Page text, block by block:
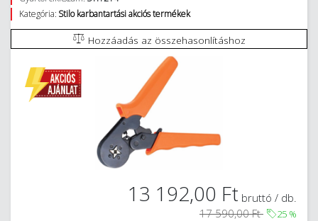
Kategória: Stilo karbantartási akciós termékek
Hozzáadás az összehasonlításhoz
13 192,00 Ft bruttó / db.
17 590,00 Ft
25 %